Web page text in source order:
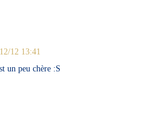
12 13:41
un peu chère :S